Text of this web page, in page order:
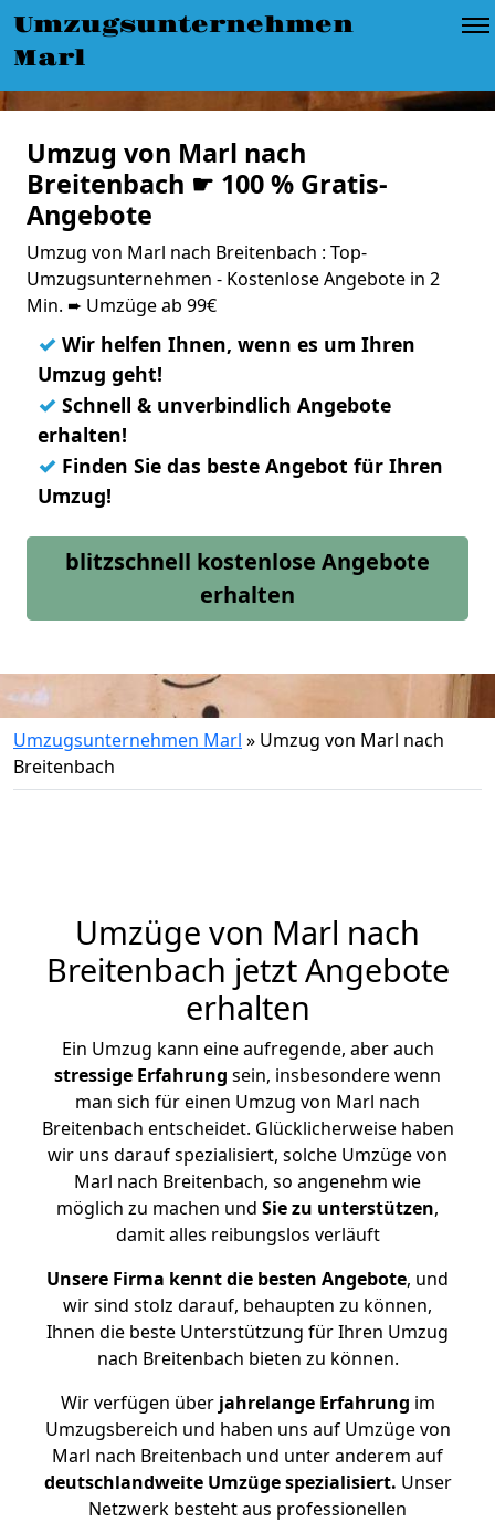
Umzugsunternehmen
Marl
Umzug von Marl nach
Breitenbach ☛ 100 % Gratis-
Angebote
Umzug von Marl nach Breitenbach : Top-
Umzugsunternehmen - Kostenlose Angebote in 2
Min. ➨ Umzüge ab 99€
✓ Wir helfen Ihnen, wenn es um Ihren
Umzug geht!
✓ Schnell & unverbindlich Angebote
erhalten!
✓ Finden Sie das beste Angebot für Ihren
Umzug!
blitzschnell kostenlose Angebote
erhalten
Umzugsunternehmen Marl » Umzug von Marl nach
Breitenbach
Umzüge von Marl nach
Breitenbach jetzt Angebote
erhalten
Ein Umzug kann eine aufregende, aber auch
stressige Erfahrung sein, insbesondere wenn
man sich für einen Umzug von Marl nach
Breitenbach entscheidet. Glücklicherweise haben
wir uns darauf spezialisiert, solche Umzüge von
Marl nach Breitenbach, so angenehm wie
möglich zu machen und Sie zu unterstützen,
damit alles reibungslos verläuft
Unsere Firma kennt die besten Angebote, und
wir sind stolz darauf, behaupten zu können,
Ihnen die beste Unterstützung für Ihren Umzug
nach Breitenbach bieten zu können.
Wir verfügen überjahrelange Erfahrung im
Umzugsbereich und haben uns auf Umzüge von
Marl nach Breitenbach und unter anderem auf
deutschlandweite Umzüge spezialisiert. Unser
Netzwerk besteht aus professionellen